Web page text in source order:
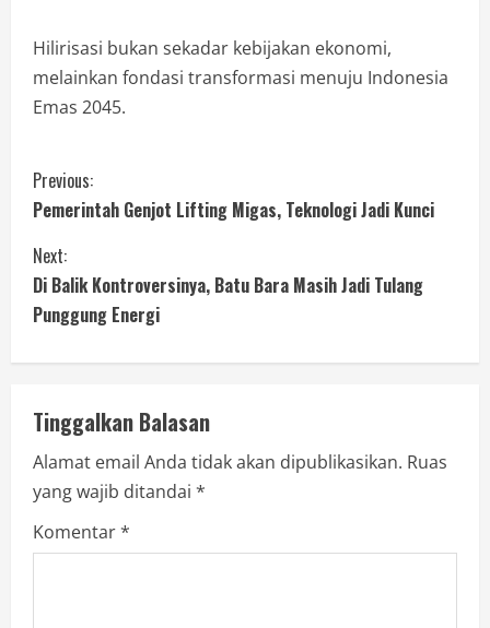
Hilirisasi bukan sekadar kebijakan ekonomi,
melainkan fondasi transformasi menuju Indonesia
Emas 2045.
Previous:
Pemerintah Genjot Lifting Migas, Teknologi Jadi Kunci
Next:
Di Balik Kontroversinya, Batu Bara Masih Jadi Tulang
Punggung Energi
Tinggalkan Balasan
Alamat email Anda tidak akan dipublikasikan. Ruas
yang wajib ditandai *
Komentar*